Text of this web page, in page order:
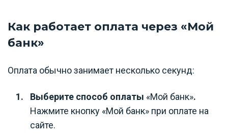
Как работает оплата через «Мой
банк»
Оплата обычно занимает несколько секунд:
Выберите способ оплаты «Мой банк».
Нажмите кнопку «Мой банк» при оплате на
сайте.